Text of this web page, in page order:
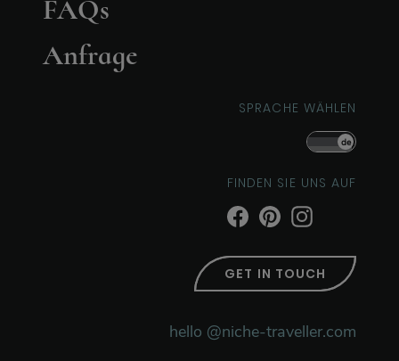
FAQs
Anfrage
SPRACHE WÄHLEN
de
FINDEN SIE UNS AUF
GET IN TOUCH
hello @niche-traveller.com